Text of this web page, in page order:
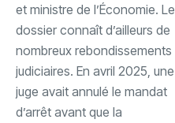
et ministre de l’Économie. ‎Le
dossier connaît d’ailleurs de
nombreux rebondissements
judiciaires. En avril 2025, une
juge avait annulé le mandat
d’arrêt avant que la